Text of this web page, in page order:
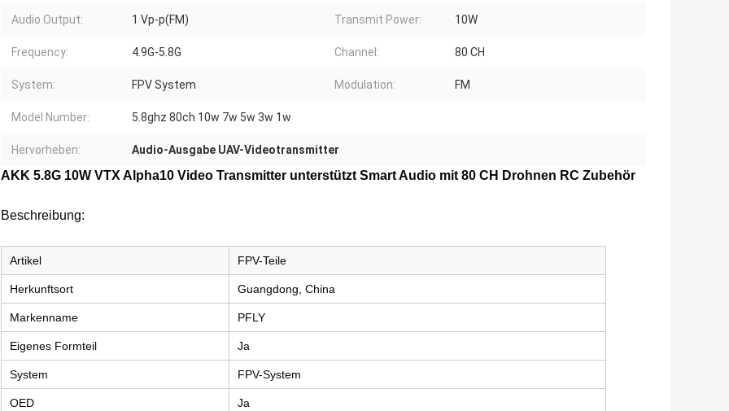
Audio Output: 1 Vp-p(FM) Transmit Power: 10W
Frequency: 4.9G-5.8G Channel: 80 CH
System: FPV System Modulation: FM
Model Number: 5.8ghz 80ch 10w 7w 5w 3w 1w
Hervorheben: Audio-Ausgabe UAV-Videotransmitter
AKK 5.8G 10W VTX Alpha10 Video Transmitter unterstützt Smart Audio mit 80 CH Drohnen RC Zubehör
Beschreibung:
Artikel FPV-Teile
Herkunftsort Guangdong, China
Markenname PFLY
Eigenes Formteil Ja
System FPV-System
OED Ja